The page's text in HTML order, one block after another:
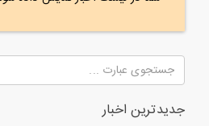
جدیدترین اخبار